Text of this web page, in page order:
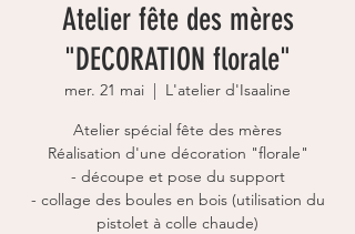
Atelier fête des mères
"DECORATION florale"
mer. 21 mai
  |
L'atelier d'Isaaline
Atelier spécial fête des mères
Réalisation d'une décoration "florale"
- découpe et pose du support
- collage des boules en bois (utilisation du
pistolet à colle chaude)